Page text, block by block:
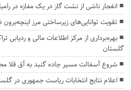
انفجار ناشی از نشت گاز در یک مغازه در
تقویت توانایی‌های زیرساختی مرز
بهره‌برداری از مرکز اطلاعات مالی و
گلستان
شروع آسفالت مسیر جاده گنبد به آق قلا
اعلام نتایج انتخابات ریاست جمهوری در